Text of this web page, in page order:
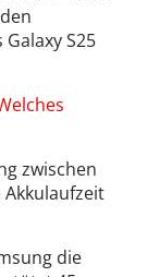
S25
zwischen
die